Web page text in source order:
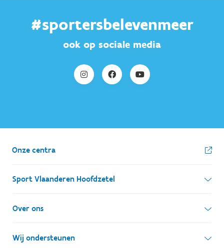
#sportersbelevenmeer
ook op sociale media
Onze centra
Sport Vlaanderen Hoofdzetel
Simon Bolivarlaan 17
1000 Brussel
Ondernemingsnummer: BE 0248.142.826
Over ons
Wie zijn we, wat doen we
Wij ondersteunen